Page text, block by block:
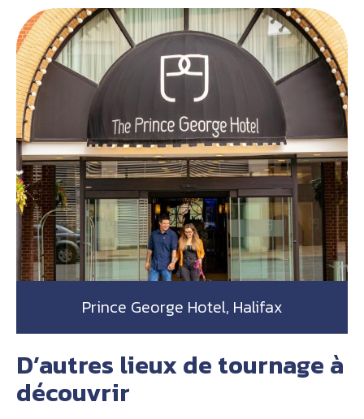
Prince George Hotel, Halifax
D’autres lieux de tournage à
découvrir